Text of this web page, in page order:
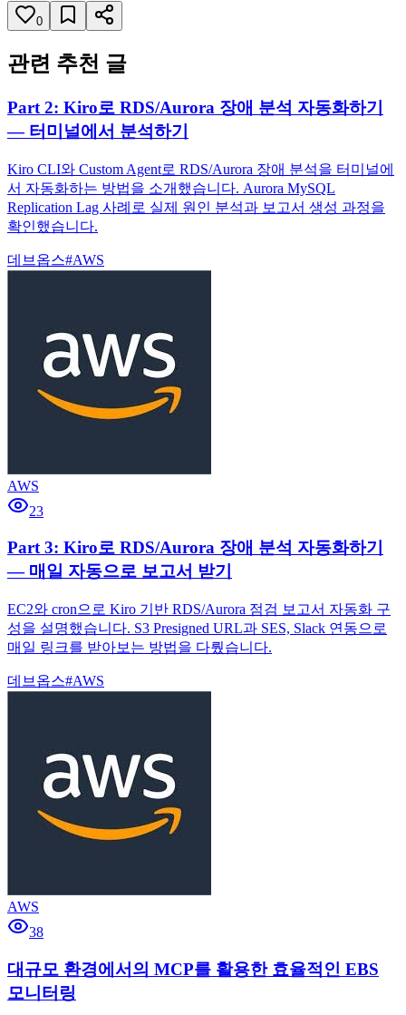
0
관련 추천 글
Part 2: Kiro로 RDS/Aurora 장애 분석 자동화하기
— 터미널에서 분석하기
Kiro CLI와 Custom Agent로 RDS/Aurora 장애 분석을 터미널에
서 자동화하는 방법을 소개했습니다. Aurora MySQL
Replication Lag 사례로 실제 원인 분석과 보고서 생성 과정을
확인했습니다.
데브옵스#AWS
AWS
23
Part 3: Kiro로 RDS/Aurora 장애 분석 자동화하기
— 매일 자동으로 보고서 받기
EC2와 cron으로 Kiro 기반 RDS/Aurora 점검 보고서 자동화 구
성을 설명했습니다. S3 Presigned URL과 SES, Slack 연동으로
매일 링크를 받아보는 방법을 다뤘습니다.
데브옵스#AWS
AWS
38
대규모 환경에서의 MCP를 활용한 효율적인 EBS
모니터링